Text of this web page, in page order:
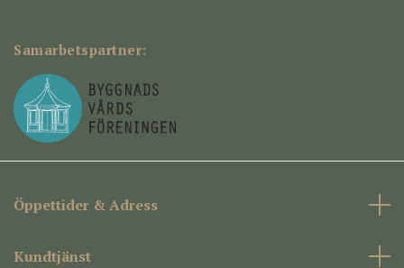
Samarbetspartner:
Öppettider & Adress
Kundtjänst